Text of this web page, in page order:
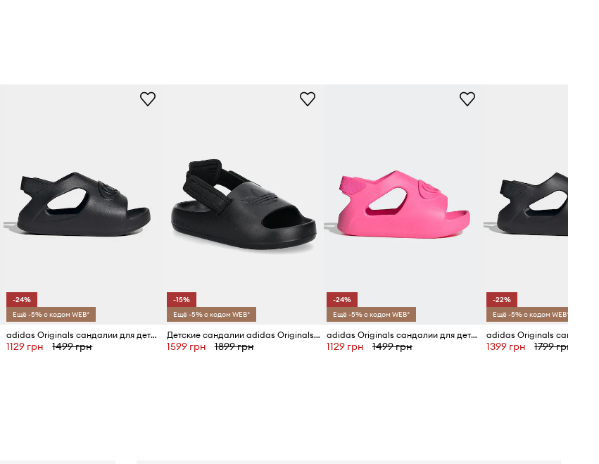
-24%
Ещё -5% с кодом WEB*
adidas Originals сандалии для детей CAMPUS 00s FOAM SLIDE
1129 грн 1499 грн
-15%
Ещё -5% с кодом WEB*
Детские сандалии adidas Originals ADIFOM ADILETTE
1599 грн 1899 грн
-24%
Ещё -5% с кодом WEB*
adidas Originals сандалии для детей CAMPUS 00s FOAM SLIDE
1129 грн 1499 грн
-22%
Ещё -5% с кодом WEB*
1399 грн 1799 грн